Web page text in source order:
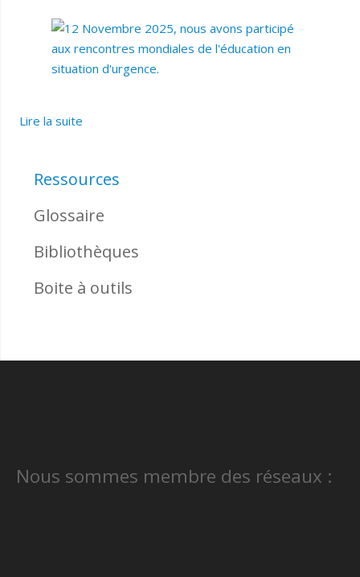
Lire la suite
Ressources
Glossaire
Bibliothèques
Boite à outils
Nous sommes membre des réseaux :